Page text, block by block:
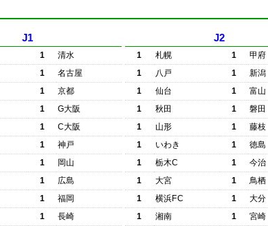
J1
1
清水
1
名古屋
1
京都
1
G大阪
1
C大阪
1
神戸
1
岡山
1
広島
1
福岡
1 長崎
J2
1 札幌 1
甲府
1
八戸 1
新潟
1
仙台 1
富山
1
秋田 1
磐田
1
山形 1
藤枝
1
いわき 1
徳島
1
栃木C 1
今治
1
大宮 1
鳥栖
1
横浜FC 1
大分
1
湘南 1 宮崎